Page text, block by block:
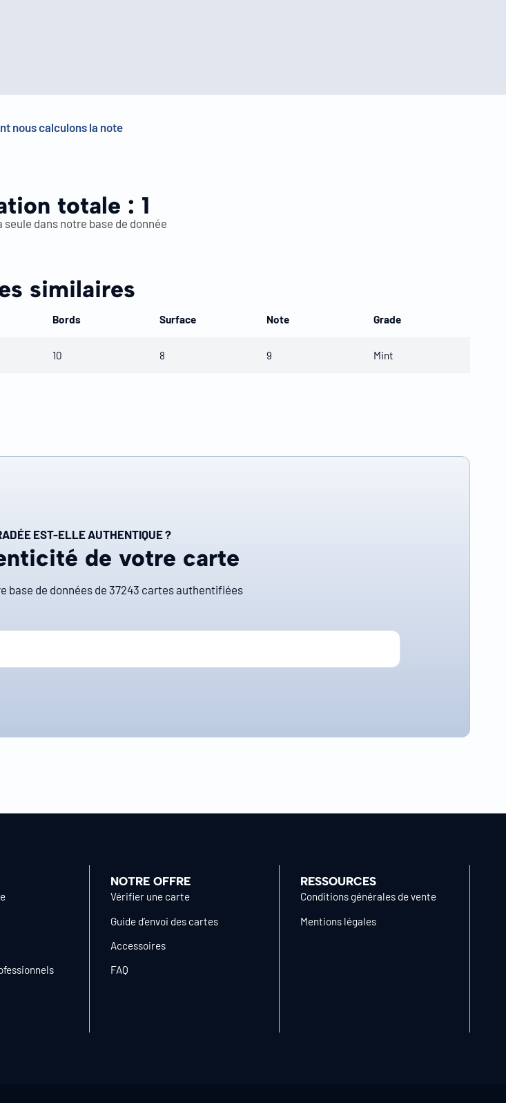
nous calculons la note
totale : 1
dans notre base de donnée
similaires
Bords Surface Note Grade
10 8 9 Mint
EST-ELLE AUTHENTIQUE ?
de votre carte
base de données de 37243 cartes authentifiées
NOTRE OFFRE
Vérifier une carte
Guide d’envoi des cartes
Accessoires
FAQ
RESSOURCES
Conditions générales de vente
Mentions légales